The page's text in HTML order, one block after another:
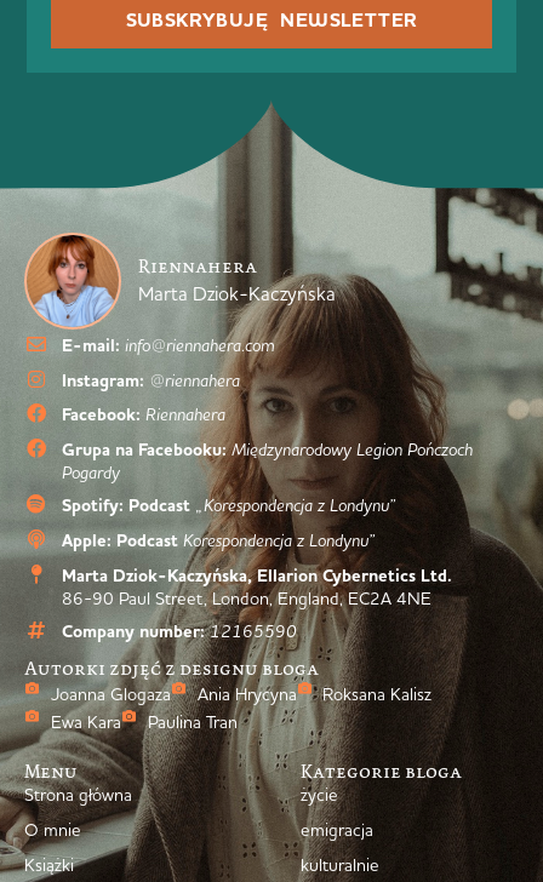
SUBSKRYBUJĘ NEWSLETTER
Riennahera
Marta Dziok-Kaczyńska
E-mail: info@riennahera.com
Instagram: @riennahera
Facebook: Riennahera
Grupa na Facebooku: Międzynarodowy Legion Pończoch
Pogardy
Spotify: Podcast „Korespondencja z Londynu”
Apple: Podcast Korespondencja z Londynu”
Marta Dziok-Kaczyńska, Ellarion Cybernetics Ltd.
86-90 Paul Street, London, England, EC2A 4NE
Company number: 12165590
Autorki zdjęć z designu bloga
Joanna Glogaza Ania Hrycyna
Roksana Kalisz
Ewa Kara
Paulina Tran
Menu
Strona główna
O mnie
Książki
Kategorie bloga
życie
emigracja
kulturalnie